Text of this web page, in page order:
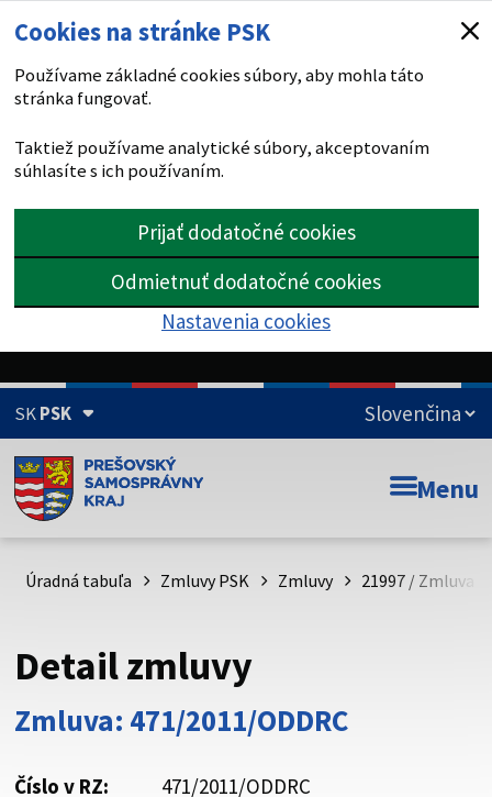
Cookies na stránke PSK
Používame základné cookies súbory, aby mohla táto
stránka fungovať.
Taktiež používame analytické súbory, akceptovaním
súhlasíte s ich používaním.
Prijať dodatočné cookies
Odmietnuť dodatočné cookies
Nastavenia cookies
SKPSK
Doména psk.sk je oficiálna
Toto je oficiálna webová stránka Prešovského
psk.sk.
Buďte pozorní a vždy sa uistite, že zdieľate informácie iba
cez zabezpečenú webovú stránku. Zabezpečená stránka
vždy začína https:// pred názvom domény webového sídla.
Menu
Úradná tabuľa Zmluvy PSK Zmluvy 21997 / Zmluva
Detail zmluvy
Zmluva: 471/2011/ODDRC
Číslo v RZ:
471/2011/ODDRC